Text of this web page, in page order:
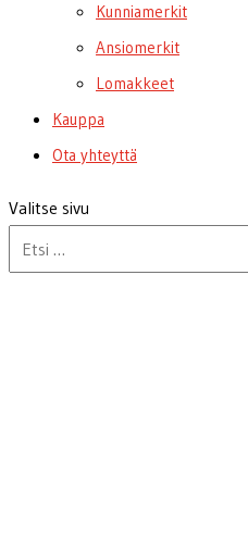
Kunniamerkit
Ansiomerkit
Lomakkeet
Kauppa
Ota yhteyttä
Valitse sivu